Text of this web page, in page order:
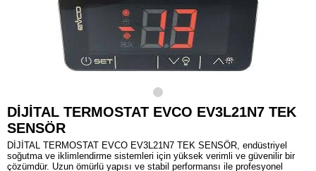
DİJİTAL TERMOSTAT EVCO EV3L21N7 TEK
SENSÖR
DİJİTAL TERMOSTAT EVCO EV3L21N7 TEK SENSÖR, endüstriyel
soğutma ve iklimlendirme sistemleri için yüksek verimli ve güvenilir bir
çözümdür. Uzun ömürlü yapısı ve stabil performansı ile profesyonel